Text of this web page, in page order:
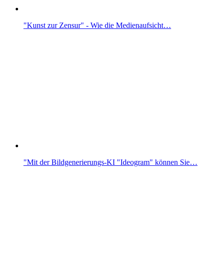
"Kunst zur Zensur" - Wie die Medienaufsicht…
"Mit der Bildgenerierungs-KI "Ideogram" können Sie…